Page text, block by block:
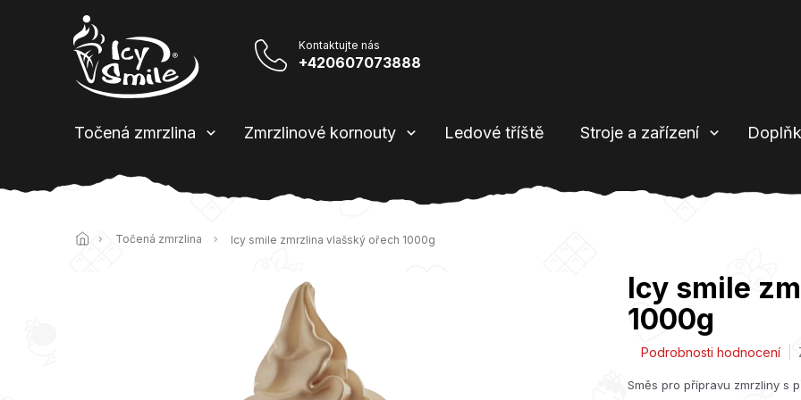
+420607073888
Točená zmrzlina Zmrzlinové kornouty Ledové tříště Stroje a zařízení
Točená zmrzlina Icy smile zmrzlina vlašský ořech 1000g
Icy smile
1000g
Průměrné
produktu
Podrobnosti hodnocení
Směs pro přípravu zmrzliny s